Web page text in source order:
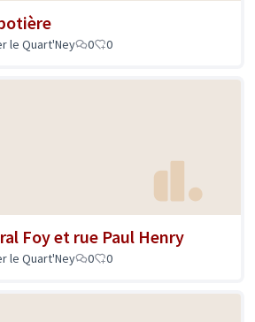
le Quart'Ney 0 0
Foy et rue Paul Henry
le Quart'Ney 0 0